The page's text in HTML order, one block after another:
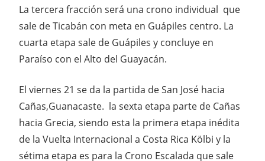
La tercera fracción será una crono individual que
sale de Ticabán con meta en Guápiles centro. La
cuarta etapa sale de Guápiles y concluye en
Paraíso con el Alto del Guayacán.
El viernes 21 se da la partida de San José hacia
Cañas,Guanacaste. la sexta etapa parte de Cañas
hacia Grecia, siendo esta la primera etapa inédita
de la Vuelta Internacional a Costa Rica Kölbi y la
sétima etapa es para la Crono Escalada que sale